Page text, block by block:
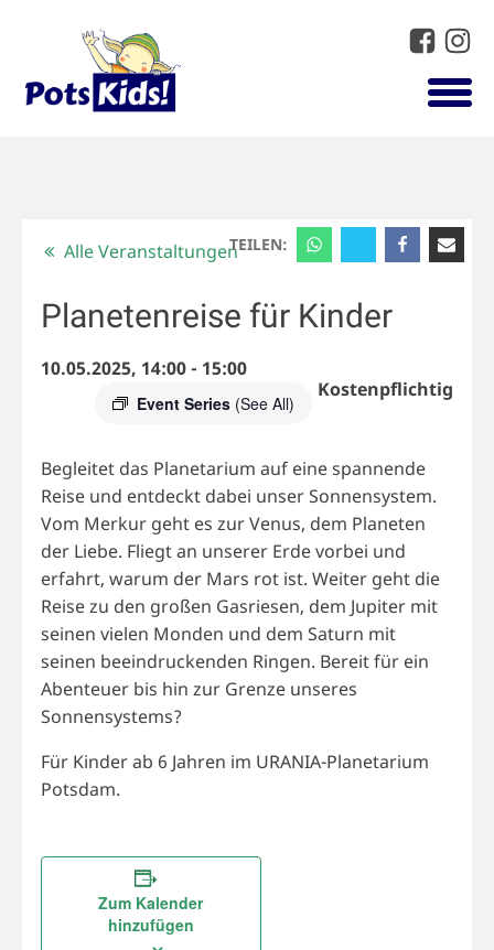
TEILEN:
Alle Veranstaltungen
Planetenreise für Kinder
10.05.2025, 14:00- 15:00
Event Series (See All)
Kostenpflichtig
Begleitet das Planetarium auf eine spannende
Reise und entdeckt dabei unser Sonnensystem.
Vom Merkur geht es zur Venus, dem Planeten
der Liebe. Fliegt an unserer Erde vorbei und
erfahrt, warum der Mars rot ist. Weiter geht die
Reise zu den großen Gasriesen, dem Jupiter mit
seinen vielen Monden und dem Saturn mit
seinen beeindruckenden Ringen. Bereit für ein
Abenteuer bis hin zur Grenze unseres
Sonnensystems?
Für Kinder ab 6 Jahren im URANIA-Planetarium
Potsdam.
Zum Kalender
hinzufügen